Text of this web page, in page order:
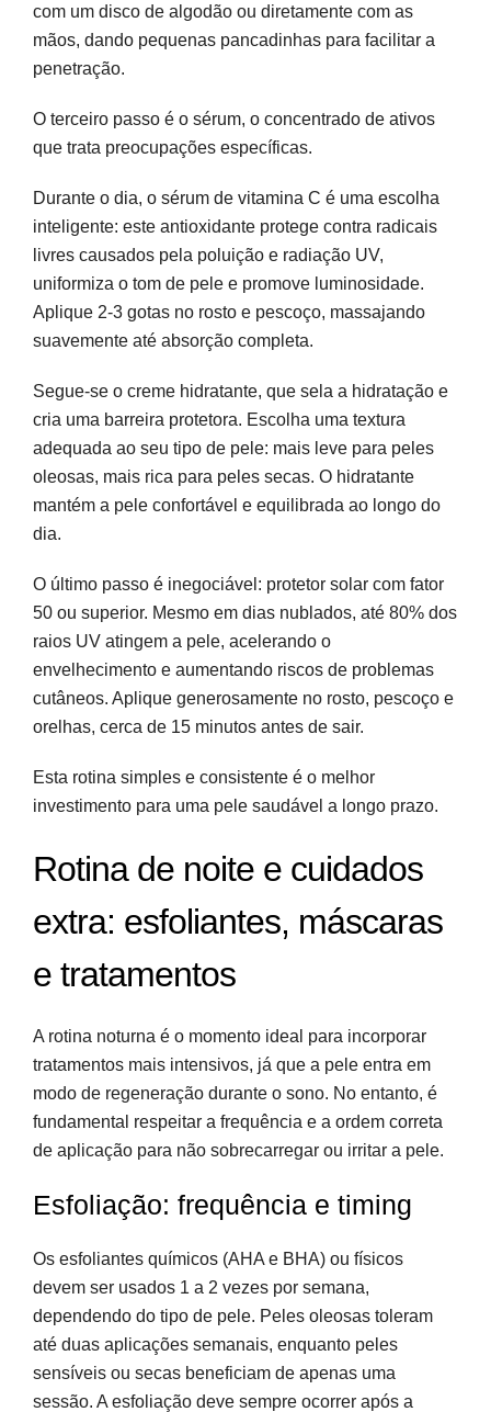
com um disco de algodão ou diretamente com as
mãos, dando pequenas pancadinhas para facilitar a
penetração.
O terceiro passo é o sérum, o concentrado de ativos
que trata preocupações específicas.
Durante o dia, o sérum de vitamina C é uma escolha
inteligente: este antioxidante protege contra radicais
livres causados pela poluição e radiação UV,
uniformiza o tom de pele e promove luminosidade.
Aplique 2-3 gotas no rosto e pescoço, massajando
suavemente até absorção completa.
Segue-se o creme hidratante, que sela a hidratação e
cria uma barreira protetora. Escolha uma textura
adequada ao seu tipo de pele: mais leve para peles
oleosas, mais rica para peles secas. O hidratante
mantém a pele confortável e equilibrada ao longo do
dia.
O último passo é inegociável: protetor solar com fator
50 ou superior. Mesmo em dias nublados, até 80% dos
raios UV atingem a pele, acelerando o
envelhecimento e aumentando riscos de problemas
cutâneos. Aplique generosamente no rosto, pescoço e
orelhas, cerca de 15 minutos antes de sair.
Esta rotina simples e consistente é o melhor
investimento para uma pele saudável a longo prazo.
Rotina de noite e cuidados
extra: esfoliantes, máscaras
e tratamentos
A rotina noturna é o momento ideal para incorporar
tratamentos mais intensivos, já que a pele entra em
modo de regeneração durante o sono. No entanto, é
fundamental respeitar a frequência e a ordem correta
de aplicação para não sobrecarregar ou irritar a pele.
Esfoliação: frequência e timing
Os esfoliantes químicos (AHA e BHA) ou físicos
devem ser usados 1 a 2 vezes por semana,
dependendo do tipo de pele. Peles oleosas toleram
até duas aplicações semanais, enquanto peles
sensíveis ou secas beneficiam de apenas uma
sessão. A esfoliação deve sempre ocorrer após a